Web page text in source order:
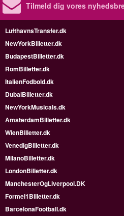
Tilmeld dig vores
LufthavnsTransfer.dk
NewYorkBilletter.dk
BudapestBilletter.dk
RomBilletter.dk
ItalienFodbold.dk
DubaiBilletter.dk
NewYorkMusicals.dk
AmsterdamBilletter.dk
WienBilletter.dk
VenedigBilletter.dk
MilanoBilletter.dk
LondonBilletter.dk
ManchesterOgLiverpool.DK
Formel1Billetter.dk
BarcelonaFootball.dk